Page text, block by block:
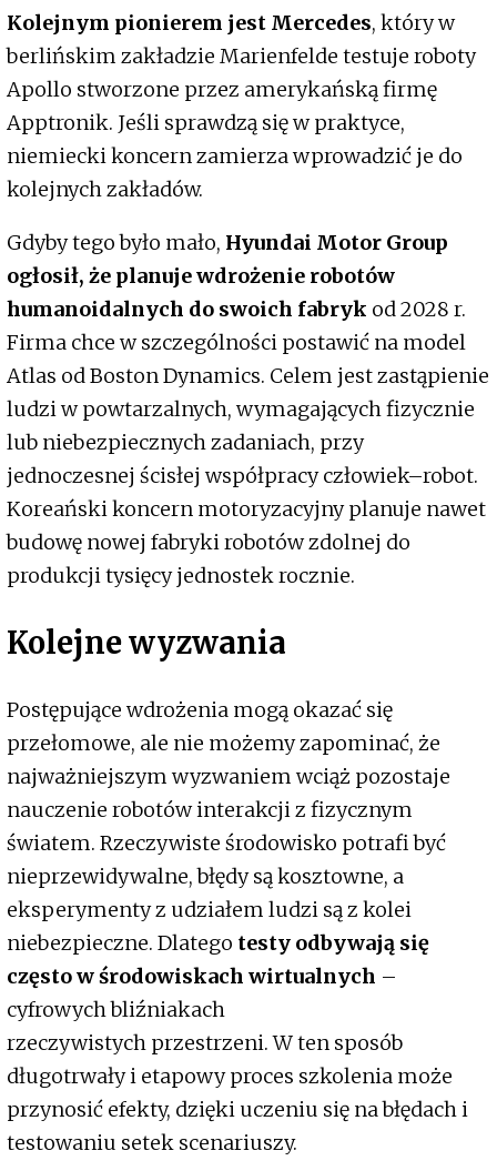
Kolejnym pionierem jest Mercedes, który w
berlińskim zakładzie Marienfelde testuje roboty
Apollo stworzone przez amerykańską firmę
Apptronik. Jeśli sprawdzą się w praktyce,
niemiecki koncern zamierza wprowadzić je do
kolejnych zakładów.
Gdyby tego było mało, Hyundai Motor Group
ogłosił, że planuje wdrożenie robotów
humanoidalnych do swoich fabryk od 2028 r.
Firma chce w szczególności postawić na model
Atlas od Boston Dynamics. Celem jest zastąpienie
ludzi w powtarzalnych, wymagających fizycznie
lub niebezpiecznych zadaniach, przy
jednoczesnej ścisłej współpracy człowiek–robot.
Koreański koncern motoryzacyjny planuje nawet
budowę nowej fabryki robotów zdolnej do
produkcji tysięcy jednostek rocznie.
Kolejne wyzwania
Postępujące wdrożenia mogą okazać się
przełomowe, ale nie możemy zapominać, że
najważniejszym wyzwaniem wciąż pozostaje
nauczenie robotów interakcji z fizycznym
światem. Rzeczywiste środowisko potrafi być
nieprzewidywalne, błędy są kosztowne, a
eksperymenty z udziałem ludzi są z kolei
niebezpieczne. Dlatego testy odbywają się
często w środowiskach wirtualnych –
cyfrowych bliźniakach
rzeczywistych przestrzeni. W ten sposób
długotrwały i etapowy proces szkolenia może
przynosić efekty, dzięki uczeniu się na błędach i
testowaniu setek scenariuszy.